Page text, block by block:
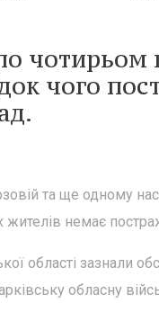
чого
та ще одному
жителів немає
області зазнали
обласну